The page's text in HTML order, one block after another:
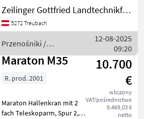
Belastung: 1390 Ölfüllung:
25-28Liter Achslast 2800kg
Höchstgeschwindigkeit: 6
Przenośniki Żuraw
Zeilinger Gottfried Landtechnikfachbetrieb
5272 Treubach
Przenośniki /
Sonstige
12-08-2025
09:20
Maraton M35
10.700
€
wliczony
VAT/pośrednictwo
9.469,03 €
netto
R. prod. 2001
Maraton Hallenkran mit 2
fach Teleskoparm, Spur 2,